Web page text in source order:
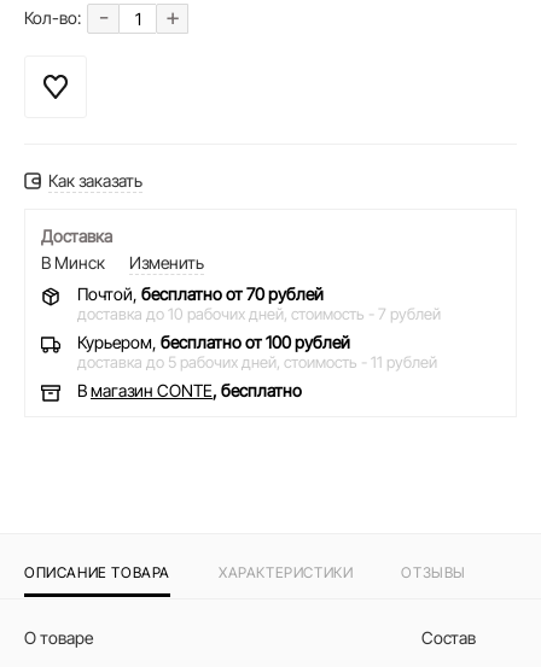
Кол-во: - +
Как заказать
Доставка
В Минск
Изменить
Почтой, бесплатно от 70 рублей
доставка до 10 рабочих дней, стоимость - 7 рублей
Курьером, бесплатно от 100 рублей
доставка до 5 рабочих дней, стоимость - 11 рублей
Вмагазин CONTE, бесплатно
ОПИСАНИЕ ТОВАРА ХАРАКТЕРИСТИКИ ОТЗЫВЫ
О товаре Состав